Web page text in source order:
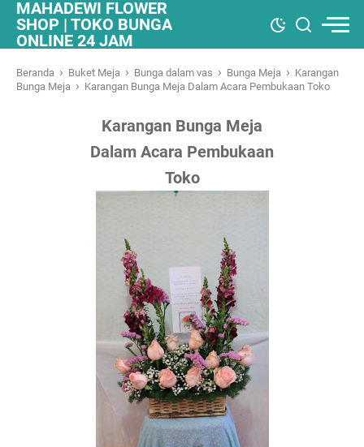
MAHADEWI FLOWER
SHOP | TOKO BUNGA
ONLINE 24 JAM
Beranda › Buket Meja › Bunga dalam vas › Bunga Meja › Karangan
Bunga Meja › Karangan Bunga Meja Dalam Acara Pembukaan Toko
Karangan Bunga Meja
Dalam Acara Pembukaan
Toko